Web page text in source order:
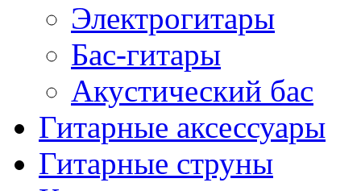
Электрогитары
Бас-гитары
Акустический бас
Гитарные аксессуары
Гитарные струны